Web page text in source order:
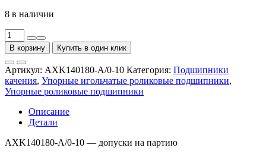
8 в наличии
Количество
товара
Упорные
игольчатые
роликовый
подшипники
без
колец
AXK140180-
10
В корзину Купить в один клик
Артикул: AXK140180-A/0-10 Категория: Подшипники
качения, Упорные игольчатые роликовые подшипники,
Упорные роликовые подшипники
Описание
Детали
AXK140180-A/0-10 — допуски на партию